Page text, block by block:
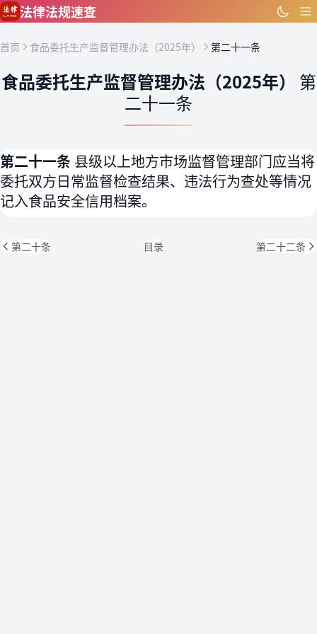
跳到主要内容
法律法规速查
首页 食品委托生产监督管理办法（2025年） 第二十一条
食品委托生产监督管理办法（2025年） 第
二十一条
第二十一条 县级以上地方市场监督管理部门应当将
委托双方日常监督检查结果、违法行为查处等情况
记入食品安全信用档案。
第二十条 目录 第二十二条